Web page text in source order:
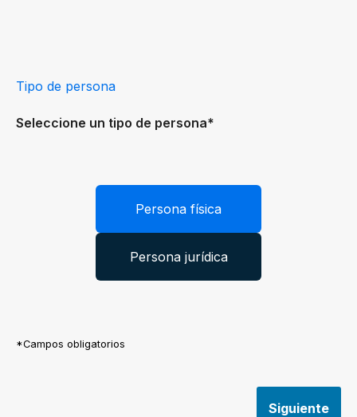
Tipo de persona
Seleccione un tipo de persona*
Persona física
Persona jurídica
*Campos obligatorios
Siguiente